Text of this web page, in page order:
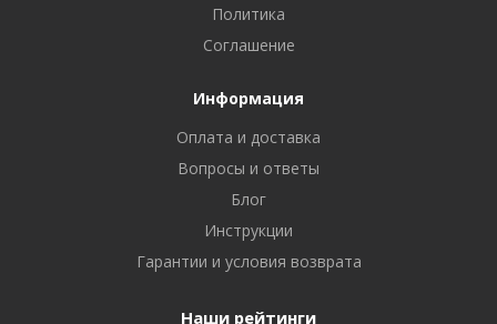
Политика
Соглашение
Информация
Оплата и доставка
Вопросы и ответы
Блог
Инструкции
Гарантии и условия возврата
Наши рейтинги